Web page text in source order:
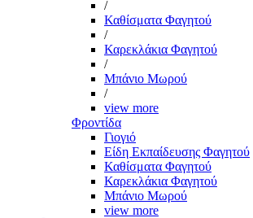
/
Καθίσματα Φαγητού
/
Καρεκλάκια Φαγητού
/
Μπάνιο Μωρού
/
view more
Φροντίδα
Γιογιό
Είδη Εκπαίδευσης Φαγητού
Καθίσματα Φαγητού
Καρεκλάκια Φαγητού
Μπάνιο Μωρού
view more